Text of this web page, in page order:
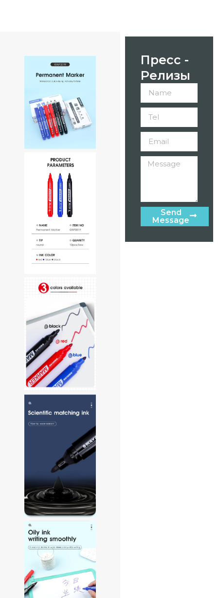
Пресс -
Релизы
Send
Message